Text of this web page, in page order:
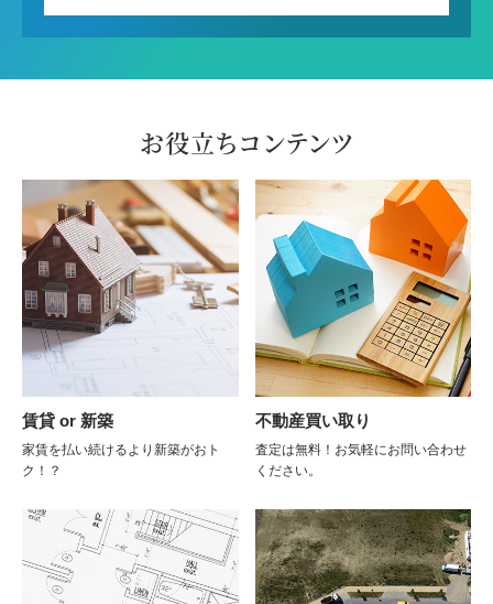
お役立ちコンテンツ
賃貸 or 新築
家賃を払い続けるより新築がおト
ク！？
不動産買い取り
査定は無料！お気軽にお問い合わせ
ください。